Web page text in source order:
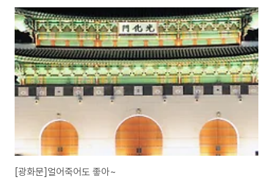
전 찍었던 사진 몇장들... 역시나 추운날 서울하늘은 맑습니다... 아니 서울의 야
경이 이뻐 보입니다. 시간만 더 있었더라면.. 하는 아쉬움을 뒤로하고 내려와야
만 했습니다. Nikon D300 & Sigma 24-70 F2.8 EX DG 2011-01-02
[광화문]얼어죽어도 좋아~